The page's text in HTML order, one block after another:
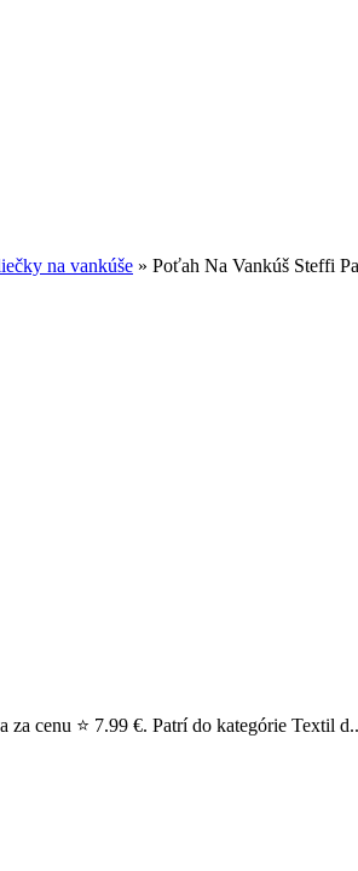
na vankúše » Poťah Na Vankúš Steffi
cenu ⭐ 7.99 €. Patrí do kategórie Textil